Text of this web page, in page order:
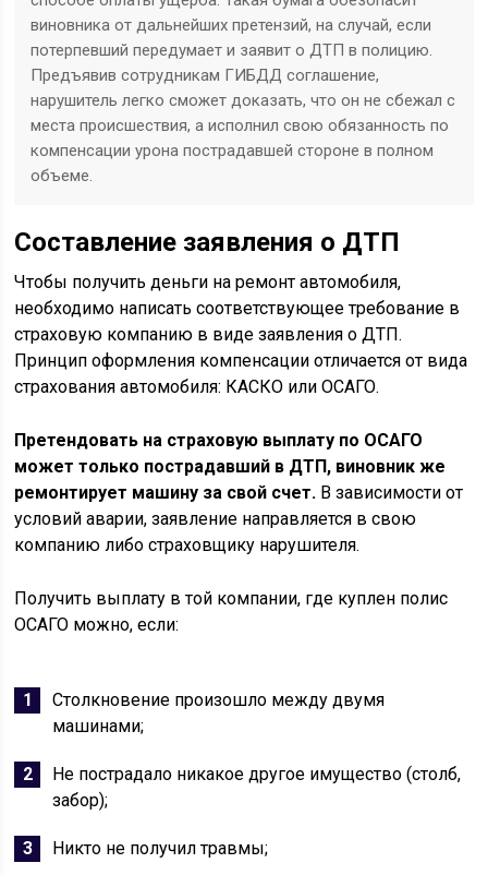
виновника от дальнейших претензий, на случай, если
потерпевший передумает и заявит о ДТП в полицию.
Предъявив сотрудникам ГИБДД соглашение,
нарушитель легко сможет доказать, что он не сбежал с
места происшествия, а исполнил свою обязанность по
компенсации урона пострадавшей стороне в полном
объеме.
Составление заявления о ДТП
Чтобы получить деньги на ремонт автомобиля,
необходимо написать соответствующее требование в
страховую компанию в виде заявления о ДТП.
Принцип оформления компенсации отличается от вида
страхования автомобиля: КАСКО или ОСАГО.
Претендовать на страховую выплату по ОСАГО
может только пострадавший в ДТП, виновник же
ремонтирует машину за свой счет. В зависимости от
условий аварии, заявление направляется в свою
компанию либо страховщику нарушителя.
Получить выплату в той компании, где куплен полис
ОСАГО можно, если:
Столкновение произошло между двумя
машинами;
Не пострадало никакое другое имущество (столб,
забор);
Никто не получил травмы;